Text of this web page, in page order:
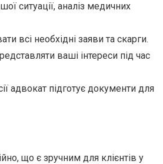
ситуації, аналіз медичних
всі необхідні заяви та скарги.
ваші інтереси під час
адвокат підготує документи для
що є зручним для клієнтів у